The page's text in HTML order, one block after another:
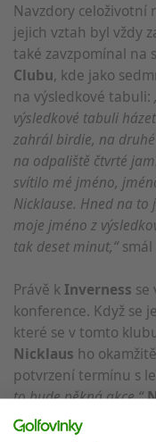
Navzdory celoživotní
jejich vztah byl vždy
také zavzpomínal na
Clubu, kde jako
na výsledkové tabuli:
výsledkové tabuli
zahrál birdie, na
na odpaliště čtvrté
svítilo mé jméno,
Nicklause. Hned na to
moje jméno z
tak deset minut,“smál
Právě k Inverness se
konference. Když se
které se v tomto
Nicklaus ho
potvrzení termínu s
to bude pěkná akce.“
let.